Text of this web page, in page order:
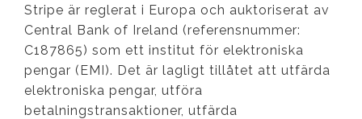
Stripe är reglerat i Europa och auktoriserat av
Central Bank of Ireland (referensnummer:
C187865) som ett institut för elektroniska
pengar (EMI). Det är lagligt tillåtet att utfärda
elektroniska pengar, utföra
betalningstransaktioner, utfärda